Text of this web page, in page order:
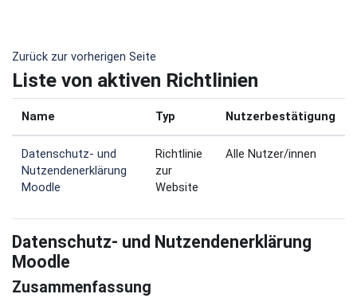
Zurück zur vorherigen Seite
Liste von aktiven Richtlinien
Name Typ Nutzerbestätigung
Datenschutz- und
Nutzendenerklärung
Moodle
Richtlinie
zur
Website
Alle Nutzer/innen
Datenschutz- und Nutzendenerklärung
Moodle
Zusammenfassung